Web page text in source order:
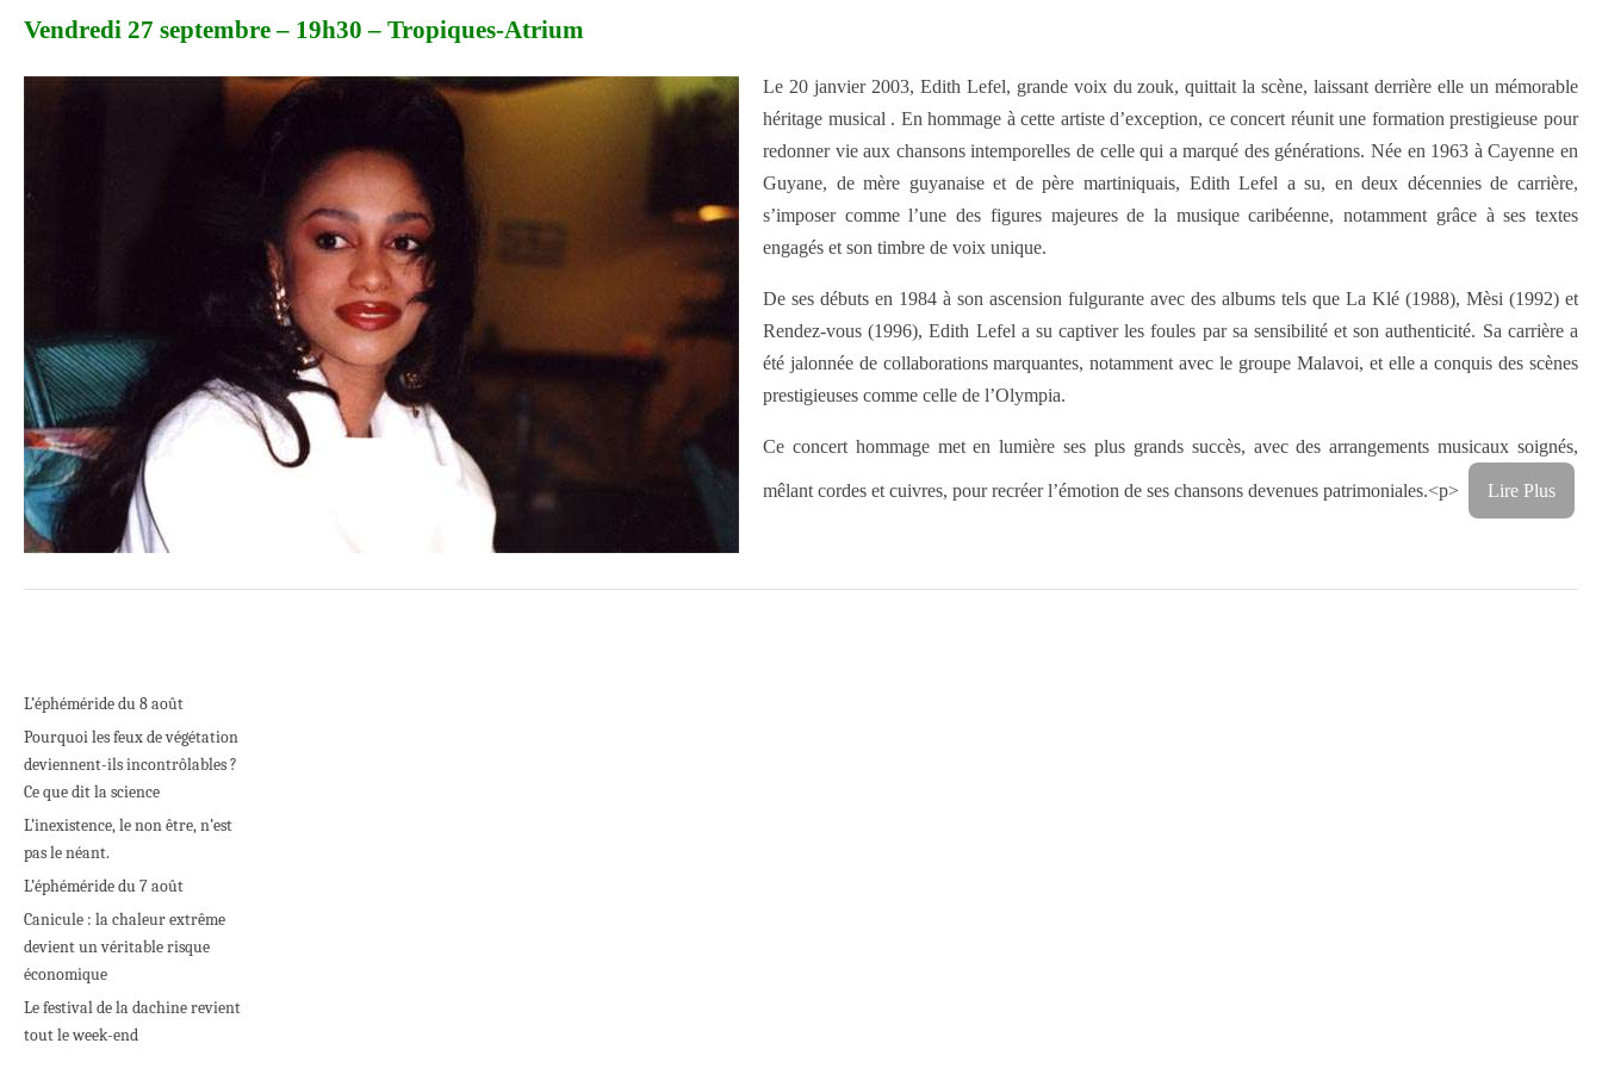
Vendredi 27 septembre – 19h30 – Tropiques-Atrium
Le 20 janvier 2003, Edith Lefel, grande voix du zouk, quittait la scène, laissant derrière elle un mémorable
héritage musical . En hommage à cette artiste d’exception, ce concert réunit une formation prestigieuse pour
redonner vie aux chansons intemporelles de celle qui a marqué des générations. Née en 1963 à Cayenne en
Guyane, de mère guyanaise et de père martiniquais, Edith Lefel a su, en deux décennies de carrière,
s’imposer comme l’une des figures majeures de la musique caribéenne, notamment grâce à ses textes
engagés et son timbre de voix unique.
De ses débuts en 1984 à son ascension fulgurante avec des albums tels que La Klé (1988), Mèsi (1992) et
Rendez-vous (1996), Edith Lefel a su captiver les foules par sa sensibilité et son authenticité. Sa carrière a
été jalonnée de collaborations marquantes, notamment avec le groupe Malavoi, et elle a conquis des scènes
prestigieuses comme celle de l’Olympia.
Ce concert hommage met en lumière ses plus grands succès, avec des arrangements musicaux soignés,
mêlant cordes et cuivres, pour recréer l’émotion de ses chansons devenues patrimoniales.<p> Lire Plus
L’éphéméride du 8 août
Pourquoi les feux de végétation
deviennent-ils incontrôlables ?
Ce que dit la science
L’inexistence, le non être, n’est
pas le néant.
L’éphéméride du 7 août
Canicule : la chaleur extrême
devient un véritable risque
économique
Le festival de la dachine revient
tout le week-end